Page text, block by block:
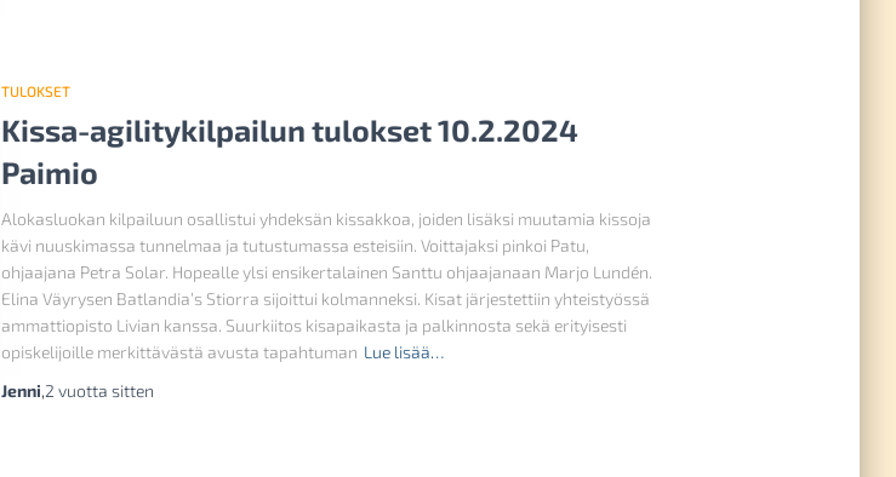
TULOKSET
Kissa-agilitykilpailun tulokset 10.2.2024
Paimio
Alokasluokan kilpailuun osallistui yhdeksän kissakkoa, joiden lisäksi muutamia kissoja
kävi nuuskimassa tunnelmaa ja tutustumassa esteisiin. Voittajaksi pinkoi Patu,
ohjaajana Petra Solar. Hopealle ylsi ensikertalainen Santtu ohjaajanaan Marjo Lundén.
Elina Väyrysen Batlandia’s Stiorra sijoittui kolmanneksi. Kisat järjestettiin yhteistyössä
ammattiopisto Livian kanssa. Suurkiitos kisapaikasta ja palkinnosta sekä erityisesti
opiskelijoille merkittävästä avusta tapahtuman Lue lisää…
Jenni,2 vuotta sitten